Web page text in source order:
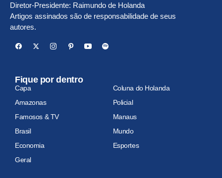
Diretor-Presidente: Raimundo de Holanda
Artigos assinados são de responsabilidade de seus
autores.
Fique por dentro
Capa
Coluna do Holanda
Amazonas
Policial
Famosos & TV
Manaus
Brasil
Mundo
Economia
Esportes
Geral